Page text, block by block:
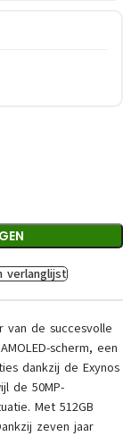
verlanglijst
van de succesvolle
scherm, een
dankzij de Exynos
de 50MP-
Met 512GB
zeven jaar